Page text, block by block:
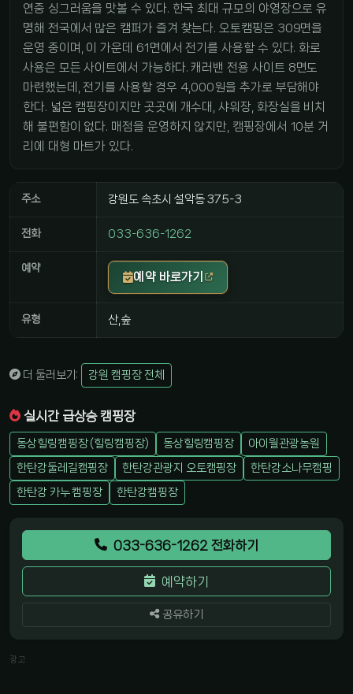
연중 싱그러움을 맛볼 수 있다. 한국 최대 규모의 야영장으로 유
명해 전국에서 많은 캠퍼가 즐겨 찾는다. 오토캠핑은 309면을
운영 중이며, 이 가운데 61면에서 전기를 사용할 수 있다. 화로
사용은 모든 사이트에서 가능하다. 캐러밴 전용 사이트 8면도
마련했는데, 전기를 사용할 경우 4,000원을 추가로 부담해야
한다. 넓은 캠핑장이지만 곳곳에 개수대, 샤워장, 화장실을 비치
해 불편함이 없다. 매점을 운영하지 않지만, 캠핑장에서 10분 거
리에 대형 마트가 있다.
주소 강원도 속초시 설악동 375-3
전화 033-636-1262
예약
예약 바로가기
유형 산,숲
더 둘러보기: 강원 캠핑장 전체
실시간 급상승 캠핑장
동상힐링캠핑장 (힐링캠핑장) 동상힐링캠핑장
아이월관광농원
한탄강둘레길캠핑장
한탄강관광지 오토캠핑장
한탄강소나무캠핑
한탄강 카누 캠핑장
한탄강캠핑장
033-636-1262 전화하기
예약하기
공유하기
광고